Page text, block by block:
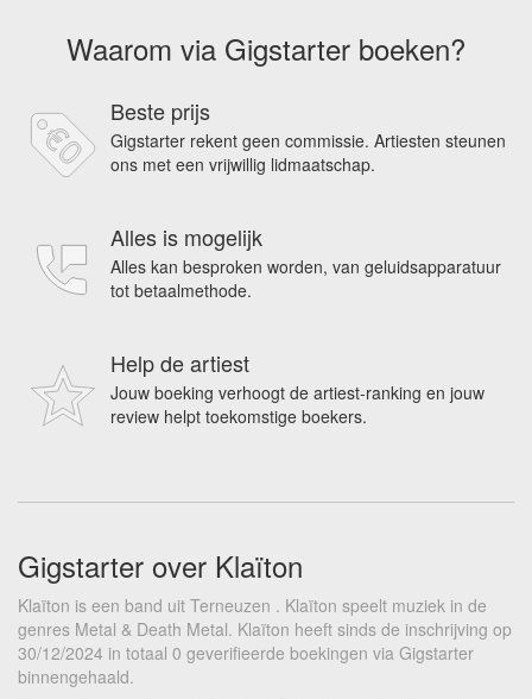
Waarom via Gigstarter boeken?
Beste prijs
Gigstarter rekent geen commissie. Artiesten steunen
ons met een vrijwillig lidmaatschap.
Alles is mogelijk
Alles kan besproken worden, van geluidsapparatuur
tot betaalmethode.
Help de artiest
Jouw boeking verhoogt de artiest-ranking en jouw
review helpt toekomstige boekers.
Gigstarter over Klaïton
Klaïton is een band uit Terneuzen . Klaïton speelt muziek in de
genres Metal & Death Metal. Klaïton heeft sinds de inschrijving op
30/12/2024 in totaal 0 geverifieerde boekingen via Gigstarter
binnengehaald.